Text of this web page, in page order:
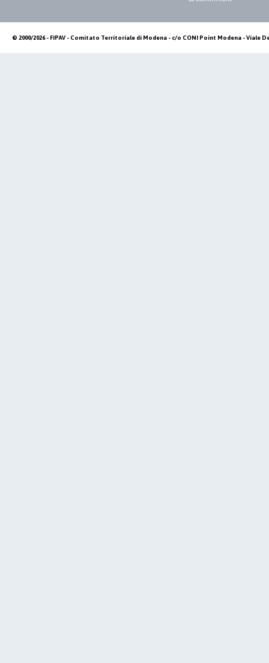
© 2000/2026 - FIPAV - Comitato Territoriale di Modena - c/o CONI Point Modena - Viale